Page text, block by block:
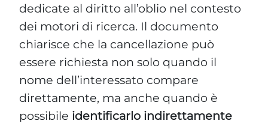
dedicate al diritto all’oblio nel contesto
dei motori di ricerca. Il documento
chiarisce che la cancellazione può
essere richiesta non solo quando il
nome dell’interessato compare
direttamente, ma anche quando è
possibile identificarlo indirettamente